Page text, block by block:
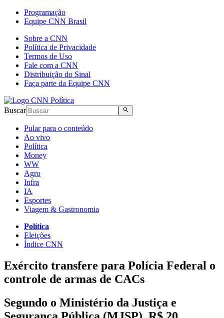
Programação
Equipe CNN Brasil
Sobre a CNN
Política de Privacidade
Termos de Uso
Fale com a CNN
Distribuição do Sinal
Faça parte da Equipe CNN
Buscar
Pular para o conteúdo
Ao vivo
Política
Money
WW
Agro
Infra
IA
Esportes
Viagem & Gastronomia
Política
Eleições
Índice CNN
Exército transfere para Polícia Federal o
controle de armas de CACs
Segundo o Ministério da Justiça e